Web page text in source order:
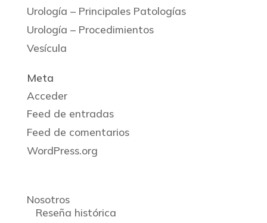
Urología – Principales Patologías
Urología – Procedimientos
Vesícula
Meta
Acceder
Feed de entradas
Feed de comentarios
WordPress.org
Nosotros
Reseña histórica